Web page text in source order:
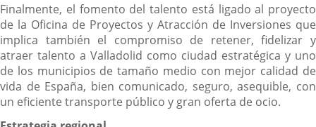
Finalmente, el fomento del talento está ligado al proyecto
de la Oficina de Proyectos y Atracción de Inversiones que
implica también el compromiso de retener, fidelizar y
atraer talento a Valladolid como ciudad estratégica y uno
de los municipios de tamaño medio con mejor calidad de
vida de España, bien comunicado, seguro, asequible, con
un eficiente transporte público y gran oferta de ocio.